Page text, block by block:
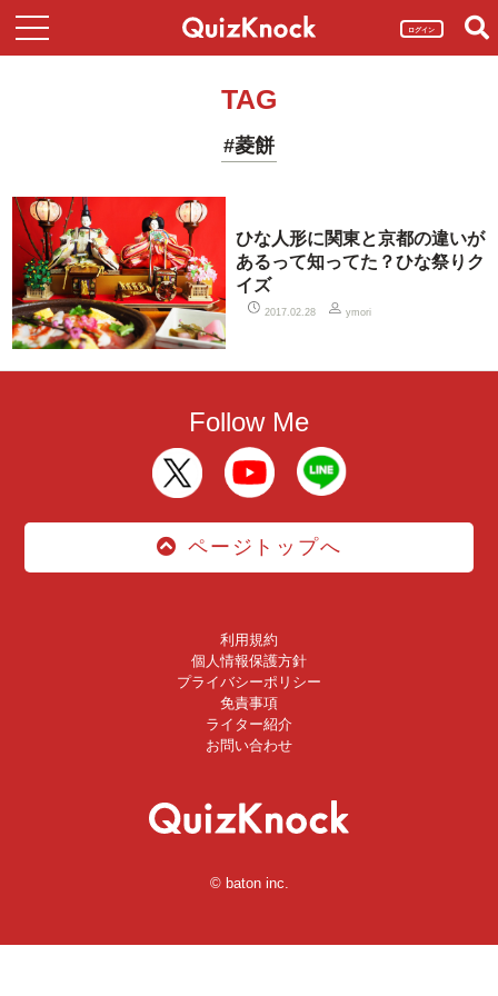
ログイン
TAG
#菱餅
ひな人形に関東と京都の違いが
あるって知ってた？ひな祭りク
イズ
2017.02.28 ymori
Follow Me
ページトップへ
利用規約
個人情報保護方針
プライバシーポリシー
免責事項
ライター紹介
お問い合わせ
© baton inc.